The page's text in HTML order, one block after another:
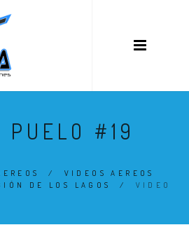
PUELO #19
/ VIDEOS AEREOS
DE LOS LAGOS / VIDEO